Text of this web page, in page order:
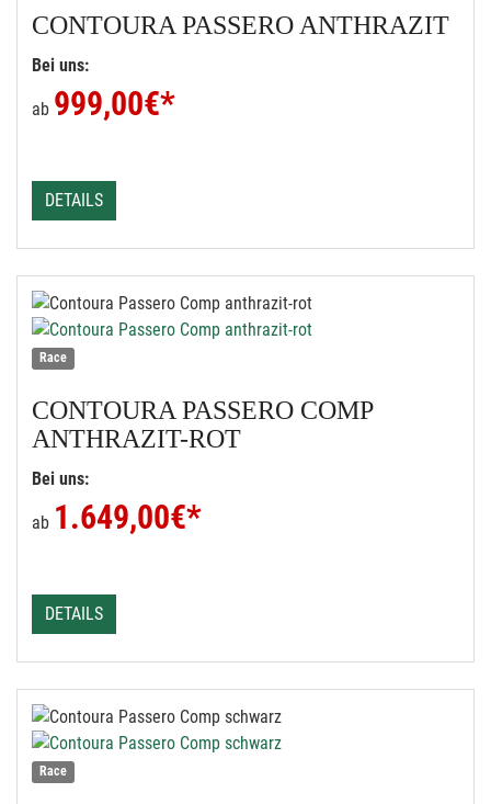
CONTOURA PASSERO ANTHRAZIT
Bei uns:
ab 999,00€*
DETAILS
Race
CONTOURA PASSERO COMP
ANTHRAZIT-ROT
Bei uns:
ab 1.649,00€*
DETAILS
Race